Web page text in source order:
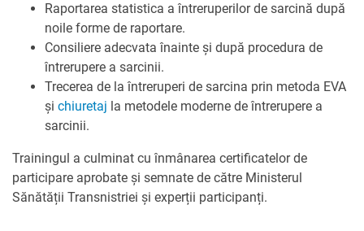
Raportarea statistica a întreruperilor de sarcină după
noile forme de raportare.
Consiliere adecvata înainte și după procedura de
întrerupere a sarcinii.
Trecerea de la întreruperi de sarcina prin metoda EVA
și chiuretaj la metodele moderne de întrerupere a
sarcinii.
Trainingul a culminat cu înmânarea certificatelor de
participare aprobate și semnate de către Ministerul
Sănătății Transnistriei și experții participanți.